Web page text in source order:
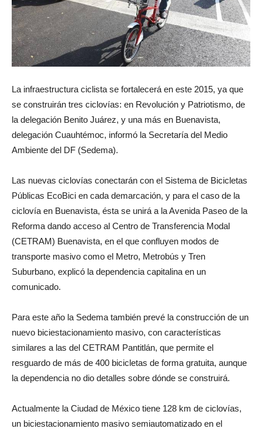
La infraestructura ciclista se fortalecerá en este 2015, ya que
se construirán tres ciclovías: en Revolución y Patriotismo, de
la delegación Benito Juárez, y una más en Buenavista,
delegación Cuauhtémoc, informó la Secretaría del Medio
Ambiente del DF (Sedema).
Las nuevas ciclovías conectarán con el Sistema de Bicicletas
Públicas EcoBici en cada demarcación, y para el caso de la
ciclovía en Buenavista, ésta se unirá a la Avenida Paseo de la
Reforma dando acceso al Centro de Transferencia Modal
(CETRAM) Buenavista, en el que confluyen modos de
transporte masivo como el Metro, Metrobús y Tren
Suburbano, explicó la dependencia capitalina en un
comunicado.
Para este año la Sedema también prevé la construcción de un
nuevo biciestacionamiento masivo, con características
similares a las del CETRAM Pantitlán, que permite el
resguardo de más de 400 bicicletas de forma gratuita, aunque
la dependencia no dio detalles sobre dónde se construirá.
Actualmente la Ciudad de México tiene 128 km de ciclovías,
un biciestacionamiento masivo semiautomatizado en el